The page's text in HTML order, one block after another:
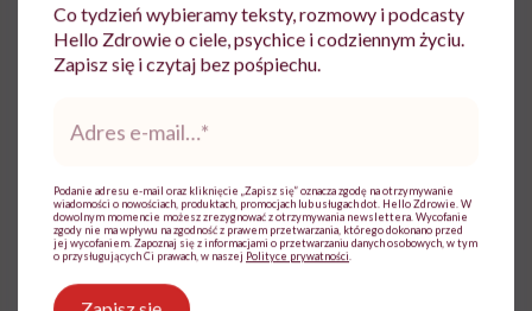
Co tydzień wybieramy teksty, rozmowy i podcasty
Hello Zdrowie o ciele, psychice i codziennym życiu.
Zapisz się i czytaj bez pośpiechu.
mail*
Podanie adresu e-mail oraz kliknięcie „Zapisz się” oznacza zgodę na otrzymywanie
wiadomości o nowościach, produktach, promocjach lub usługach dot. Hello Zdrowie. W
dowolnym momencie możesz zrezygnować z otrzymywania newslettera. Wycofanie
zgody nie ma wpływu na zgodność z prawem przetwarzania, którego dokonano przed
jej wycofaniem. Zapoznaj się z informacjami o przetwarzaniu danych osobowych, w tym
o przysługujących Ci prawach, w naszej Polityce prywatności